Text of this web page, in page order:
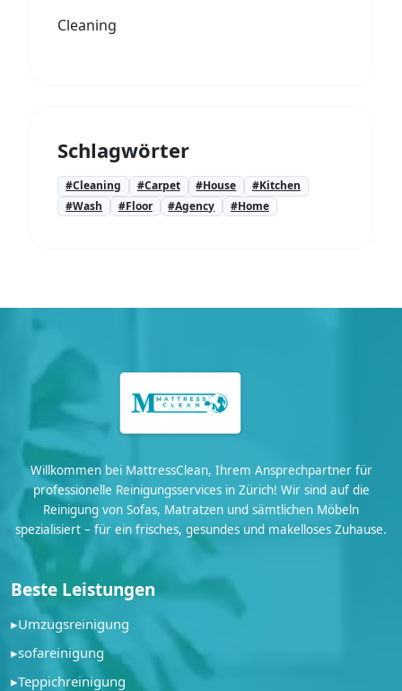
Cleaning
Schlagwörter
#Cleaning #Carpet #House
#Kitchen
#Wash
#Floor #Agency #Home
Willkommen bei MattressClean, Ihrem Ansprechpartner für
professionelle Reinigungsservices in Zürich! Wir sind auf die
Reinigung von Sofas, Matratzen und sämtlichen Möbeln
spezialisiert – für ein frisches, gesundes und makelloses Zuhause.
Beste Leistungen
▸Umzugsreinigung
▸sofareinigung
▸Teppichreinigung